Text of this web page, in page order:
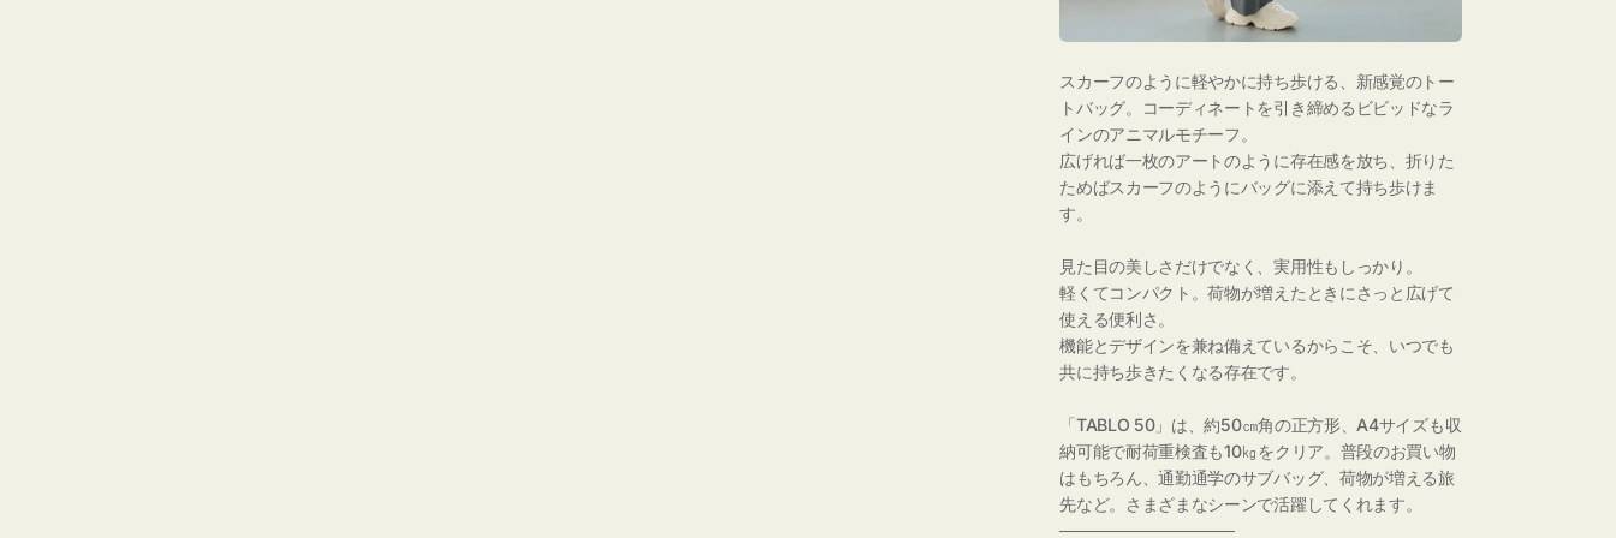
スカーフのように軽やかに持ち歩ける、新感覚のトー
トバッグ。コーディネートを引き締めるビビッドなラ
インのアニマルモチーフ。
広げれば一枚のアートのように存在感を放ち、折りた
ためばスカーフのようにバッグに添えて持ち歩けま
す。
見た目の美しさだけでなく、実用性もしっかり。
軽くてコンパクト。荷物が増えたときにさっと広げて
使える便利さ。
機能とデザインを兼ね備えているからこそ、いつでも
共に持ち歩きたくなる存在です。
「TABLO 50」は、約50㎝角の正方形、A4サイズも収
納可能で耐荷重検査も10㎏をクリア。普段のお買い物
はもちろん、通勤通学のサブバッグ、荷物が増える旅
先など。さまざまなシーンで活躍してくれます。
───────────────